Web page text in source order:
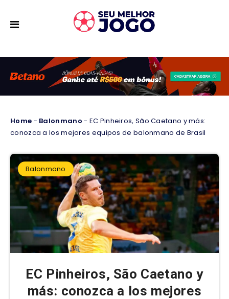
Home - Balonmano - EC Pinheiros, São Caetano y más:
conozca a los mejores equipos de balonmano de Brasil
Balonmano
EC Pinheiros, São Caetano y
más: conozca a los mejores